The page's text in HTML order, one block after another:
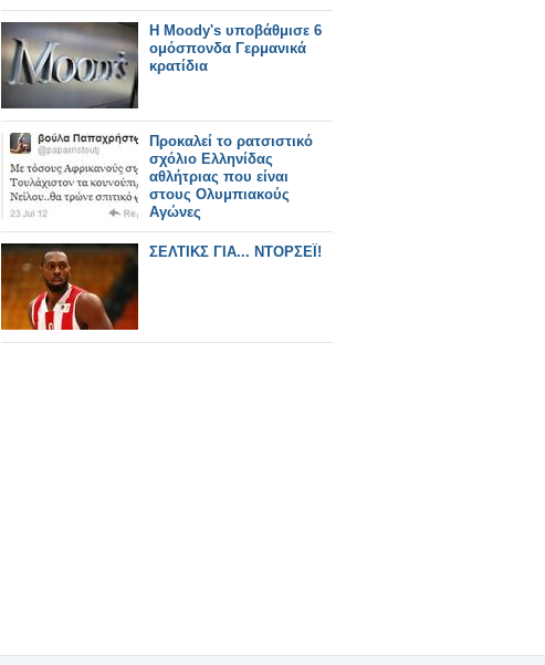
Η Moody's υποβάθμισε 6
ομόσπονδα Γερμανικά
κρατίδια
Προκαλεί το ρατσιστικό
σχόλιο Ελληνίδας
αθλήτριας που είναι
στους Ολυμπιακούς
Αγώνες
ΣΕΛΤΙΚΣ ΓΙΑ... ΝΤΟΡΣΕΪ!